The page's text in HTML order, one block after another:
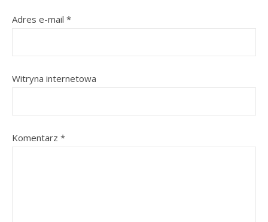
Adres e-mail *
Witryna internetowa
Komentarz *